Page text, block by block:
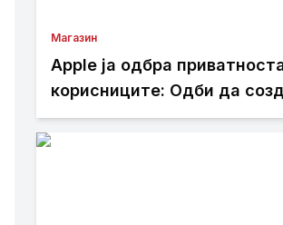
Магазин
Apple ја одбра
корисниците: Одби да
пристап за полицијата до